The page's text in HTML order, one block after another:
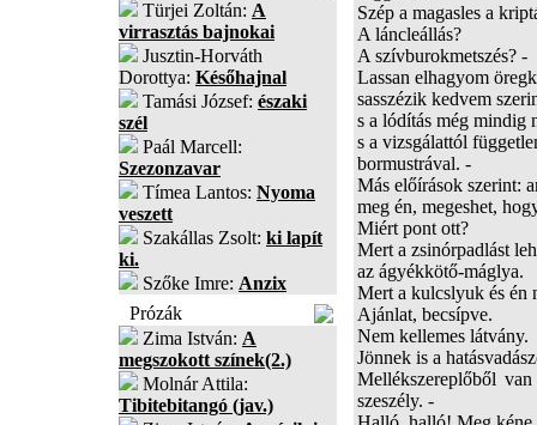
Türjei Zoltán: A
virrasztás bajnokai
Jusztin-Horváth
Dorottya: Későhajnal
Tamási József: északi
szél
Paál Marcell:
Szezonzavar
Tímea Lantos: Nyoma
veszett
Szakállas Zsolt: ki lapít
ki.
Szőke Imre: Anzix
Prózák
Zima István: A
megszokott színek(2.)
Molnár Attila:
Tibitebitangó (jav.)
Szép a magasles a
A láncleállás?
A szívburokmetszés? -
Lassan elhagyom
sasszézik kedvem
s a lódítás még mindig
s a vizsgálattól
bormustrával. -
Más előírások szerint:
meg én, megeshet,
Miért pont ott?
Mert a zsinórpadlást
az ágyékkötő-máglya.
Mert a kulcslyuk és én
Ajánlat, becsípve.
Nem kellemes látvány.
Jönnek is a
Mellékszereplőből
szeszély. -